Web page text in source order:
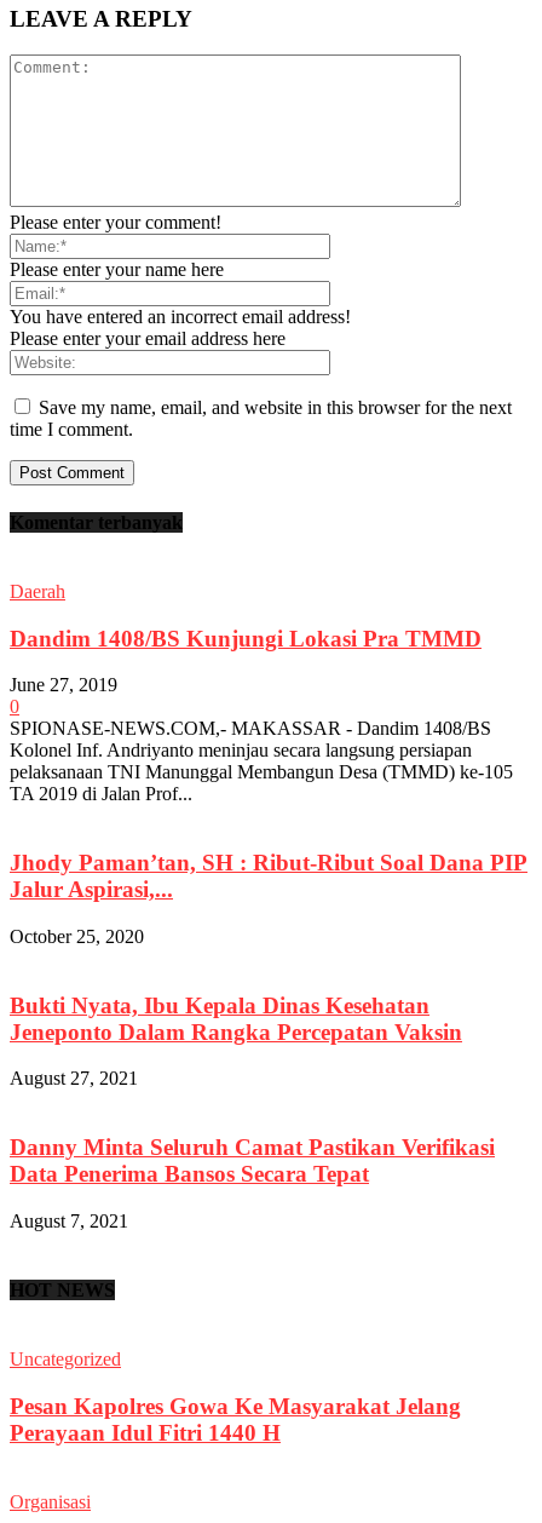
LEAVE A REPLY
Please enter your comment!
Please enter your name here
You have entered an incorrect email address!
Please enter your email address here
Save my name, email, and website in this browser for the next
time I comment.
Komentar terbanyak
Daerah
Dandim 1408/BS Kunjungi Lokasi Pra TMMD
June 27, 2019
0
SPIONASE-NEWS.COM,- MAKASSAR - Dandim 1408/BS
Kolonel Inf. Andriyanto meninjau secara langsung persiapan
pelaksanaan TNI Manunggal Membangun Desa (TMMD) ke-105
TA 2019 di Jalan Prof...
Jhody Paman’tan, SH : Ribut-Ribut Soal Dana PIP
Jalur Aspirasi,...
October 25, 2020
Bukti Nyata, Ibu Kepala Dinas Kesehatan
Jeneponto Dalam Rangka Percepatan Vaksin
August 27, 2021
Danny Minta Seluruh Camat Pastikan Verifikasi
Data Penerima Bansos Secara Tepat
August 7, 2021
HOT NEWS
Uncategorized
Pesan Kapolres Gowa Ke Masyarakat Jelang
Perayaan Idul Fitri 1440 H
Organisasi